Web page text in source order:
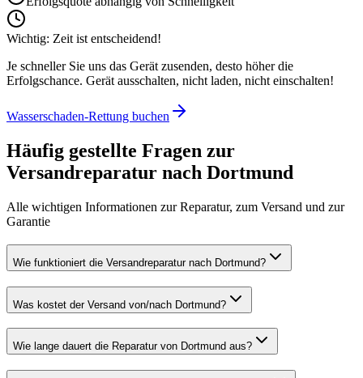
Wichtig: Zeit ist entscheidend!
Je schneller Sie uns das Gerät zusenden, desto höher die
Erfolgschance. Gerät ausschalten, nicht laden, nicht einschalten!
Wasserschaden-Rettung buchen
Häufig gestellte Fragen zur
Versandreparatur nach Dortmund
Alle wichtigen Informationen zur Reparatur, zum Versand und zur
Garantie
Wie funktioniert die Versandreparatur nach Dortmund?
Was kostet der Versand von/nach Dortmund?
Wie lange dauert die Reparatur von Dortmund aus?